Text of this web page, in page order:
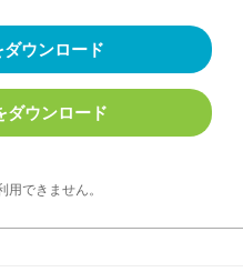
ウンロード
ウンロード
できません。